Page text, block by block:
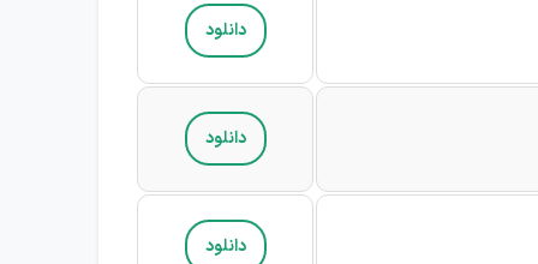
دانلود
دانلود
دانلود